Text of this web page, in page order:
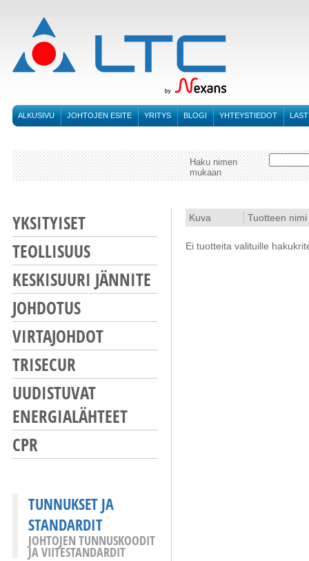
ALKUSIVU JOHTOJEN ESITE YRITYS BLOGI YHTEYSTIEDOT
Haku nimen
mukaan
YKSITYISET
TEOLLISUUS
KESKISUURI JÄNNITE
JOHDOTUS
VIRTAJOHDOT
TRISECUR
UUDISTUVAT
ENERGIALÄHTEET
CPR
TUNNUKSET JA
STANDARDIT
JOHTOJEN TUNNUSKOODIT
JA VIITESTANDARDIT
Kuva Tuotteen nimi
Ei tuotteita valituille